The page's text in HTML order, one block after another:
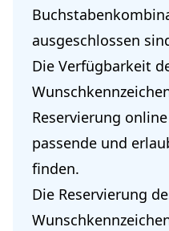
ausgeschlossen
Die Verfügbarkeit
Reservierung
passende und
finden.
Die Reservierung